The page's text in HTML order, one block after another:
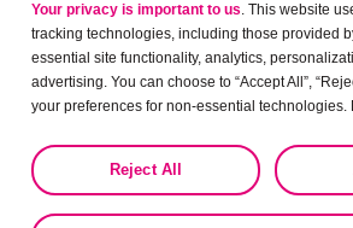
Lithuania
Luxembourg English · French
Netherlands Dutch · English
Norway
Poland
Romania
Russia
Serbia
Slovakia
Your privacy is important to us. This website
tracking technologies, including those provided
essential site functionality, analytics,
advertising. You can choose to “Accept All”,
your preferences for non-essential technologies.
the collection, use, storage, and disclosure of
as described in the terms of our
Privacy Policy
Reject All